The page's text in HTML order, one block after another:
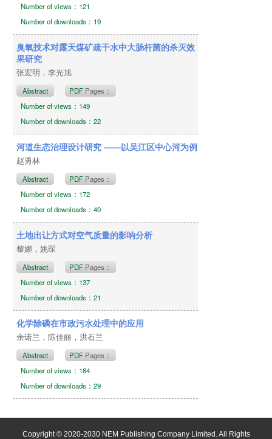
Number of views：121
Number of downloads：19
臭氧技术对露天煤矿疏干水中大肠杆菌的杀灭效
果研究
张宏明，李光旭
Abstract PDF Pages：
Number of views：149
Number of downloads：22
河道生态治理设计研究 ——以吴江区中心河为例
赵勇林
Abstract PDF Pages：
Number of views：172
Number of downloads：40
土地出让方式对空气质量的影响分析
黎娜，姚琛
Abstract PDF Pages：
Number of views：137
Number of downloads：21
化学除磷在市政污水处理中的应用
余诺兰，陈佳丽，洪石兰
Abstract PDF Pages：
Number of views：184
Number of downloads：29
Copyright © 2020-2030 NEM Publishing Company Limited. All Rights